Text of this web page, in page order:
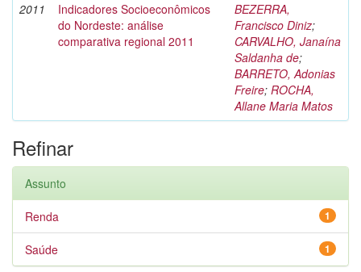
2011
Indicadores Socioeconômicos
do Nordeste: análise
comparativa regional 2011
BEZERRA,
Francisco Diniz;
CARVALHO, Janaína
Saldanha de;
BARRETO, Adonias
Freire; ROCHA,
Allane Maria Matos
Refinar
Assunto
1
Renda
1
Saúde